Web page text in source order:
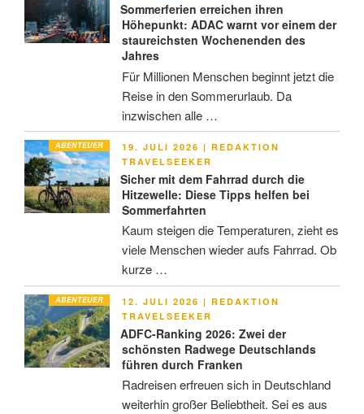
Sommerferien erreichen ihren
Höhepunkt: ADAC warnt vor einem der
staureichsten Wochenenden des
Jahres
Für Millionen Menschen beginnt jetzt die
Reise in den Sommerurlaub. Da
inzwischen alle …
ABENTEUER
VERÖFFENTLICHT
AM
19. JULI 2026 | REDAKTION
TRAVELSEEKER
Sicher mit dem Fahrrad durch die
Hitzewelle: Diese Tipps helfen bei
Sommerfahrten
Kaum steigen die Temperaturen, zieht es
viele Menschen wieder aufs Fahrrad. Ob
kurze …
ABENTEUER
VERÖFFENTLICHT
AM
12. JULI 2026 | REDAKTION
TRAVELSEEKER
ADFC-Ranking 2026: Zwei der
schönsten Radwege Deutschlands
führen durch Franken
Radreisen erfreuen sich in Deutschland
weiterhin großer Beliebtheit. Sei es aus